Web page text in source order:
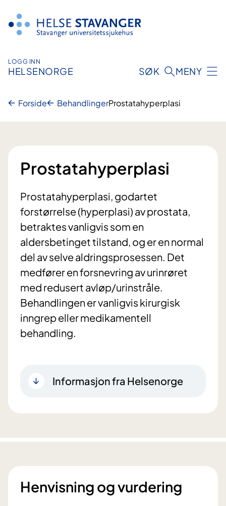
innhold
LOGG INN
HELSENORGE SØK MENY
Forside BehandlingerProstatahyperplasi
Prostatahyperplasi
Prostatahyperplasi, godartet
forstørrelse (hyperplasi) av prostata,
betraktes vanligvis som en
aldersbetinget tilstand, og er en normal
del av selve aldringsprosessen. Det
medfører en forsnevring av urinrøret
med redusert avløp/urinstråle.
Behandlingen er vanligvis kirurgisk
inngrep eller medikamentell
behandling.
Informasjon fra Helsenorge
Henvisning og vurdering